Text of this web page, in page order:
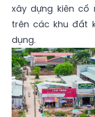
xây dựng kiên cố
trên các khu đất
dụng.